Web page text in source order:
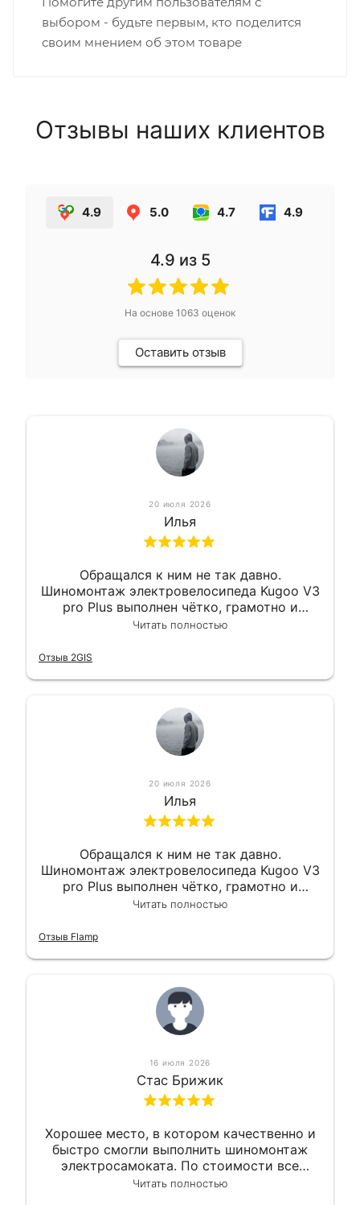
выбором - будьте первым, кто поделится
своим мнением об этом товаре
Отзывы наших клиентов
4.9 5.0 4.7 4.9
4.9 из 5
На основе 1063 оценок
Оставить отзыв
20 июля 2026
Илья
Обращался к ним не так давно.
Шиномонтаж электровелосипеда Kugoo V3
pro Plus выполнен чётко, грамотно и
квалифицированно. Всё сделано
Читать полностью
Отзыв 2GIS
20 июля 2026
Илья
Обращался к ним не так давно.
Шиномонтаж электровелосипеда Kugoo V3
pro Plus выполнен чётко, грамотно и
квалифицированно. Всё сделано
Читать полностью
Отзыв Flamp
16 июля 2026
Стас Брижик
Хорошее место, в котором качественно и
быстро смогли выполнить шиномонтаж
электросамоката. По стоимости все
вышло вообще приемлемо хочу сказать.
Читать полностью